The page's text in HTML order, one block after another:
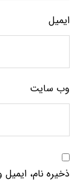
ایمیل
وب‌ سایت
ذخیره نام،